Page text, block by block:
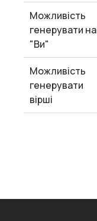
Можливість
генерувати на
"Ви"
Можливість
генерувати
вірші